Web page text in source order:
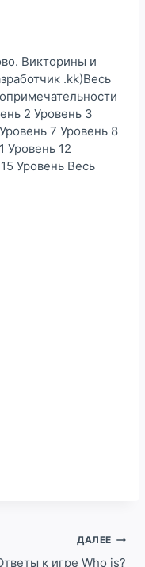
Викторины и
.kk)Весь
2 Уровень 3
7 Уровень 8
Уровень 12
Уровень Весь
ДАЛЕЕ
к игре Who is?